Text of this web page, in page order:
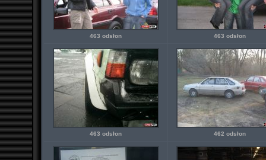
463 odsłon 463 odsłon
463 odsłon 462 odsłon